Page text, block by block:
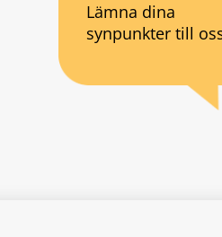
Lämna dina
synpunkter till